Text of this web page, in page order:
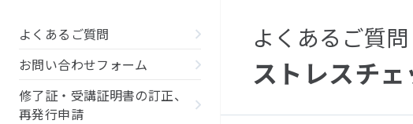
よくあるご質問
お問い合わせフォーム
修了証・受講証明書の訂正、
再発行申請
よくあるご質問
ストレスチ